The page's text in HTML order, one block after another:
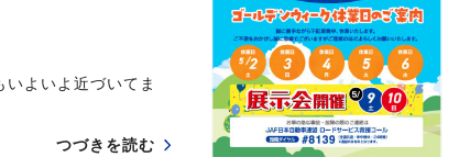
よいよ近づいてま
つづきを読む